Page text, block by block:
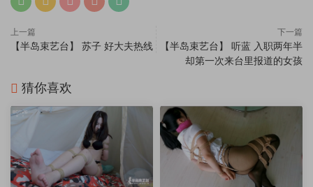
上一篇
【半岛束艺台】 苏子 好大夫热线
下一篇
【半岛束艺台】 听蓝 入职两年半
却第一次来台里报道的女孩
猜你喜欢